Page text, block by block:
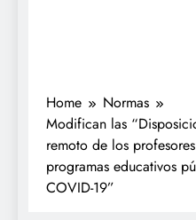
Home
Normas
Modifican las
remoto de los
programas educativos
COVID-19”